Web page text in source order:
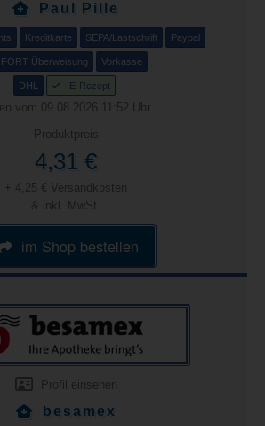
Paul Pille
Kreditkarte SEPA/Lastschrift Paypal
Überweisung Vorkasse
DHL E-Rezept
vom 09.08.2026 11:52 Uhr
Produktpreis
4,31 €
+ 4,25 € Versandkosten
& inkl. MwSt.
im Shop bestellen
Profil einsehen
besamex